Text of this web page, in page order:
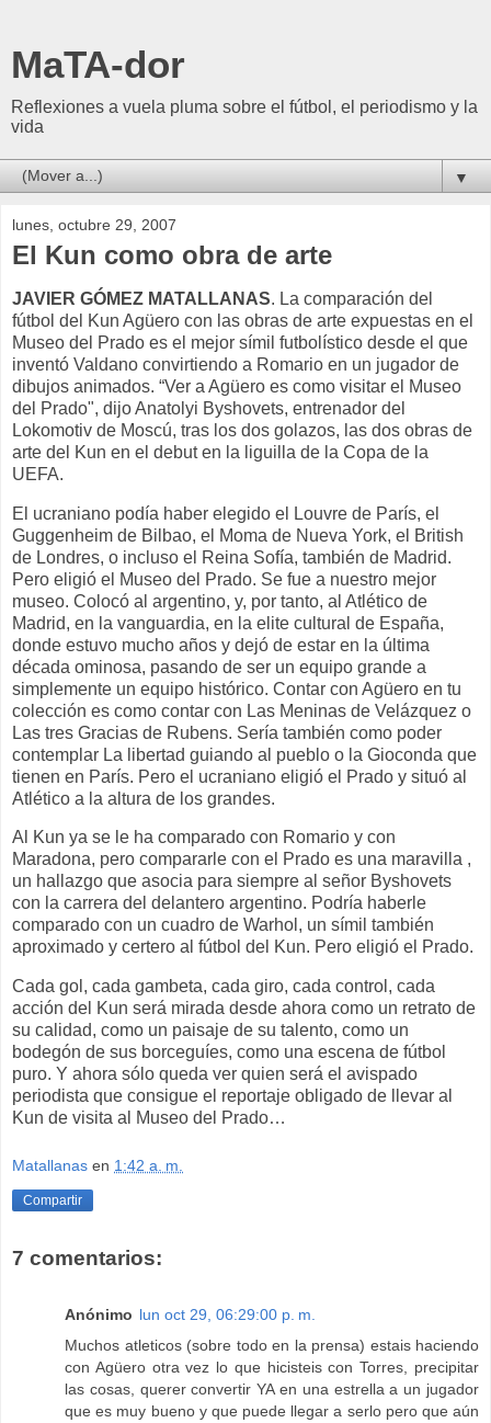
MaTA-dor
Reflexiones a vuela pluma sobre el fútbol, el periodismo y la
vida
▼
lunes, octubre 29, 2007
El Kun como obra de arte
JAVIER GÓMEZ MATALLANAS. La comparación del
fútbol del Kun Agüero con las obras de arte expuestas en el
Museo del Prado es el mejor símil futbolístico desde el que
inventó Valdano convirtiendo a Romario en un jugador de
dibujos animados. “Ver a Agüero es como visitar el Museo
del Prado", dijo Anatolyi Byshovets, entrenador del
Lokomotiv de Moscú, tras los dos golazos, las dos obras de
arte del Kun en el debut en la liguilla de la Copa de la
UEFA.
El ucraniano podía haber elegido el Louvre de París, el
Guggenheim de Bilbao, el Moma de Nueva York, el British
de Londres, o incluso el Reina Sofía, también de Madrid.
Pero eligió el Museo del Prado. Se fue a nuestro mejor
museo. Colocó al argentino, y, por tanto, al Atlético de
Madrid, en la vanguardia, en la elite cultural de España,
donde estuvo mucho años y dejó de estar en la última
década ominosa, pasando de ser un equipo grande a
simplemente un equipo histórico. Contar con Agüero en tu
colección es como contar con Las Meninas de Velázquez o
Las tres Gracias de Rubens. Sería también como poder
contemplar La libertad guiando al pueblo o la Gioconda que
tienen en París. Pero el ucraniano eligió el Prado y situó al
Atlético a la altura de los grandes.
Al Kun ya se le ha comparado con Romario y con
Maradona, pero compararle con el Prado es una maravilla ,
un hallazgo que asocia para siempre al señor Byshovets
con la carrera del delantero argentino. Podría haberle
comparado con un cuadro de Warhol, un símil también
aproximado y certero al fútbol del Kun. Pero eligió el Prado.
Cada gol, cada gambeta, cada giro, cada control, cada
acción del Kun será mirada desde ahora como un retrato de
su calidad, como un paisaje de su talento, como un
bodegón de sus borceguíes, como una escena de fútbol
puro. Y ahora sólo queda ver quien será el avispado
periodista que consigue el reportaje obligado de llevar al
Kun de visita al Museo del Prado…
Matallanas en 1:42 a. m.
Compartir
7 comentarios:
Anónimo lun oct 29, 06:29:00 p. m.
Muchos atleticos (sobre todo en la prensa) estais haciendo
con Agüero otra vez lo que hicisteis con Torres, precipitar
las cosas, querer convertir YA en una estrella a un jugador
que es muy bueno y que puede llegar a serlo pero que aún